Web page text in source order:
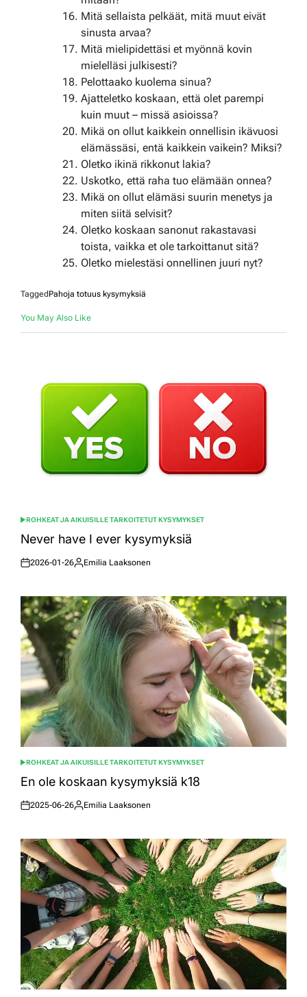
Mitä sellaista pelkäät, mitä muut eivät
sinusta arvaa?
Mitä mielipidettäsi et myönnä kovin
mielelläsi julkisesti?
Pelottaako kuolema sinua?
Ajatteletko koskaan, että olet parempi
kuin muut – missä asioissa?
Mikä on ollut kaikkein onnellisin ikävuosi
elämässäsi, entä kaikkein vaikein? Miksi?
Oletko ikinä rikkonut lakia?
Uskotko, että raha tuo elämään onnea?
Mikä on ollut elämäsi suurin menetys ja
miten siitä selvisit?
Oletko koskaan sanonut rakastavasi
toista, vaikka et ole tarkoittanut sitä?
Oletko mielestäsi onnellinen juuri nyt?
Tagged Pahoja totuus kysymyksiä
You May Also Like
POSTED
IN
ROHKEAT JA AIKUISILLE TARKOITETUT KYSYMYKSET
Never have I ever kysymyksiä
Posted
2026-01-26
Posted
Emilia Laaksonen
POSTED
IN
ROHKEAT JA AIKUISILLE TARKOITETUT KYSYMYKSET
En ole koskaan kysymyksiä k18
Posted
2025-06-26
Posted
Emilia Laaksonen